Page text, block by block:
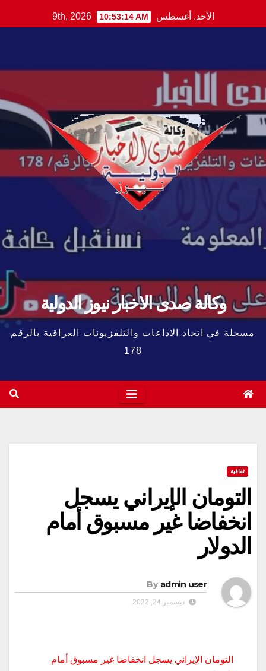
to
الأحد. أغسطس 9th, 2026 10:53:15 AM
وكالة صدى الاخبار نيوز الدولية
مسجلة في اتحاد الاذاعات والتلفزيونات العراقية بالرقم
178
ثقافية
التومان الإيراني يسجل
انخفاضا غير مسبوق أمام
الدولار
By admin user
ديسمبر 24, 2022
التومان الإيراني يسجل انخفاضا غير مسبوق أمام